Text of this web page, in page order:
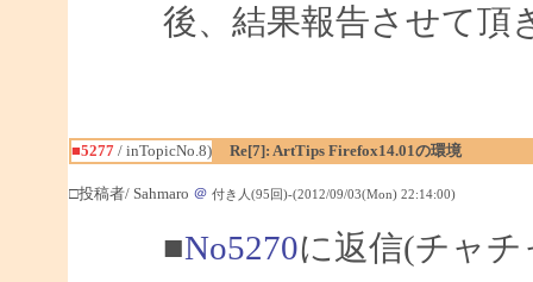
後、結果報告させて頂
■5277/ inTopicNo.8) Re[7]: ArtTips Firefox14.01の環境
□投稿者/ Sahmaro ＠ 付き人(95回)-(2012/09/03(Mon) 22:14:00)
■No5270に返信(チャ